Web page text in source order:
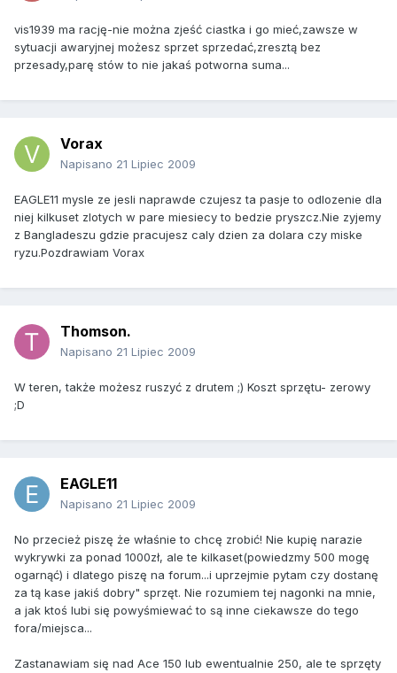
vis1939 ma rację-nie można zjeść ciastka i go mieć,zawsze w
sytuacji awaryjnej możesz sprzet sprzedać,zresztą bez
przesady,parę stów to nie jakaś potworna suma...
Vorax
Napisano 21 Lipiec 2009
EAGLE11 mysle ze jesli naprawde czujesz ta pasje to odlozenie dla
niej kilkuset zlotych w pare miesiecy to bedzie pryszcz.Nie zyjemy
z Bangladeszu gdzie pracujesz caly dzien za dolara czy miske
ryzu.Pozdrawiam Vorax
Thomson.
Napisano 21 Lipiec 2009
W teren, także możesz ruszyć z drutem ;) Koszt sprzętu- zerowy
;D
EAGLE11
Napisano 21 Lipiec 2009
No przecież piszę że właśnie to chcę zrobić! Nie kupię narazie
wykrywki za ponad 1000zł, ale te kilkaset(powiedzmy 500 mogę
ogarnąć) i dlatego piszę na forum...i uprzejmie pytam czy dostanę
za tą kase jakiś dobry" sprzęt. Nie rozumiem tej nagonki na mnie,
a jak ktoś lubi się powyśmiewać to są inne ciekawsze do tego
fora/miejsca...
Zastanawiam się nad Ace 150 lub ewentualnie 250, ale te sprzęty